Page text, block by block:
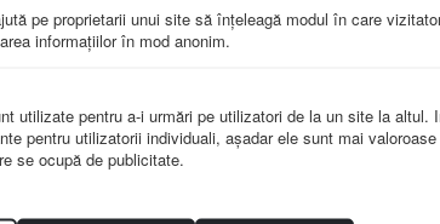
din spaţiul apenin în antichitate. (silk dublu
ghid pentru profesori facilitându-le înţelegerea mai
si concept prin observare, sortare,asociere , sa
imbunatatirii activitatii
pe proprietarii unui site să înţeleagă modul în care
informaţiilor în mod anonim.
utilizate pentru a-i urmări pe utilizatori de la un site la altul.
pentru utilizatorii individuali, aşadar ele sunt mai
se ocupă de publicitate.